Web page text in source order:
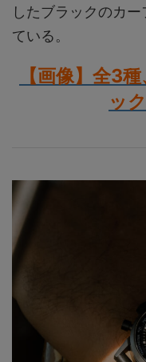
したブラックのカ
ている。
【画像】全3
ッ